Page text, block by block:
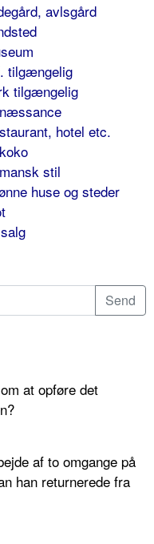
avlsgård
tilgængelig
tilgængelig
hotel etc.
stil
huse og steder
at opføre det
af to omgange på
han returnerede fra